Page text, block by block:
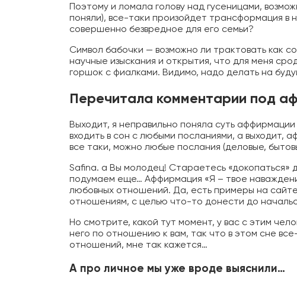
Поэтому и ломала голову над гусеницами,
поняли), все-таки произойдет трансформация
совершенно безвредное для его семьи?
Символ бабочки — возможно ли трактовать как
научные изыскания и открытия, что для меня
горшок с фиалками. Видимо, надо делать на
Перечитала комментарии под
Выходит, я неправильно поняла суть
входить в сон с любыми посланиями, а выходит,
все таки, можно любые послания (деловые,
Safina. а Вы молодец! Стараетесь «докопаться»
подумаем еще… Аффирмация «Я – твое
любовных отношений. Да, есть примеры на
отношениям, с целью что-то донести до
Но смотрите, какой тут момент, у вас с этим
него по отношению к вам, так что в этом сне
отношений, мне так кажется…
А про личное мы уже вроде выяснили…